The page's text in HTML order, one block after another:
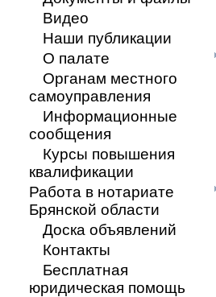
Видео
Наши публикации
О палате
Органам местного
самоуправления
Информационные
сообщения
Курсы повышения
квалификации
Работа в нотариате
Брянской области
Доска объявлений
Контакты
Бесплатная
юридическая помощь